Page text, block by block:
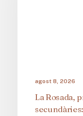
agost 8, 2026
La Rosada,